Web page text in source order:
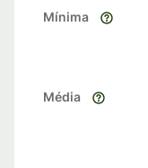
Mínima
Média